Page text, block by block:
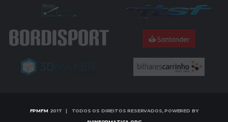
FPMFM2017 | TODOS OS DIREITOS RESERVADOS, POWERED BY